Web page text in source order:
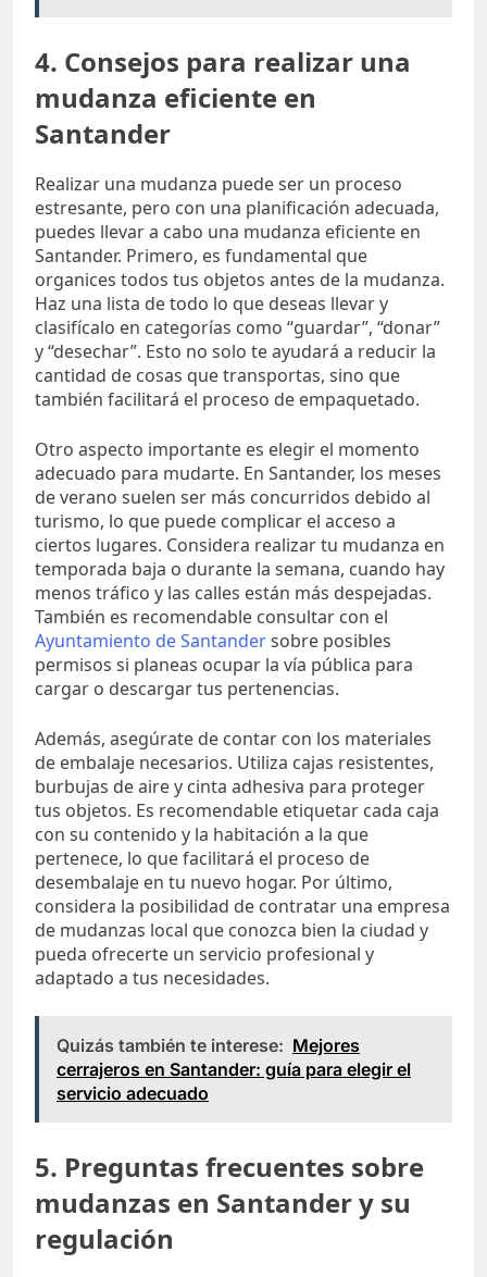
4. Consejos para realizar una
mudanza eficiente en
Santander
Realizar una mudanza puede ser un proceso
estresante, pero con una planificación adecuada,
puedes llevar a cabo una mudanza eficiente en
Santander. Primero, es fundamental que
organices todos tus objetos antes de la mudanza.
Haz una lista de todo lo que deseas llevar y
clasifícalo en categorías como “guardar”, “donar”
y “desechar”. Esto no solo te ayudará a reducir la
cantidad de cosas que transportas, sino que
también facilitará el proceso de empaquetado.
Otro aspecto importante es elegir el momento
adecuado para mudarte. En Santander, los meses
de verano suelen ser más concurridos debido al
turismo, lo que puede complicar el acceso a
ciertos lugares. Considera realizar tu mudanza en
temporada baja o durante la semana, cuando hay
menos tráfico y las calles están más despejadas.
También es recomendable consultar con el
Ayuntamiento de Santandersobre posibles
permisos si planeas ocupar la vía pública para
cargar o descargar tus pertenencias.
Además, asegúrate de contar con los materiales
de embalaje necesarios. Utiliza cajas resistentes,
burbujas de aire y cinta adhesiva para proteger
tus objetos. Es recomendable etiquetar cada caja
con su contenido y la habitación a la que
pertenece, lo que facilitará el proceso de
desembalaje en tu nuevo hogar. Por último,
considera la posibilidad de contratar una empresa
de mudanzas local que conozca bien la ciudad y
pueda ofrecerte un servicio profesional y
adaptado a tus necesidades.
Quizás también te interese: Mejores
cerrajeros en Santander: guía para elegir el
servicio adecuado
5. Preguntas frecuentes sobre
mudanzas en Santander y su
regulación